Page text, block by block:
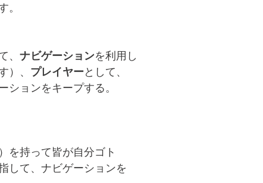
。
、 ナビゲーションを利用し
）、 プレイヤーとして、
ョンをキープする。
を持って皆が自分ゴト
して、ナビゲーションを